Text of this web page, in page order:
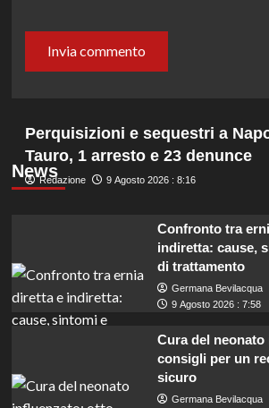
News
Perquisizioni e sequestri a
Tauro, 1 arresto e 23 denunce
Redazione 9 Agosto 2026 : 8:16
Confronto tra
indiretta: cause,
di trattamento
Germana Bevilacqua
9 Agosto 2026 : 7:58
Cura del
consigli per un
sicuro
Germana Bevilacqua